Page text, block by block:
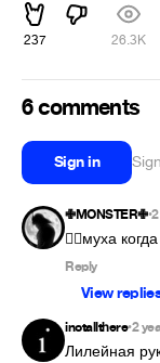
237 26.3K
6 comments
Sign in
✙MONSTER✙•
❤️‍🔥муха
Reply
View
inotallthere•2
Лилейная